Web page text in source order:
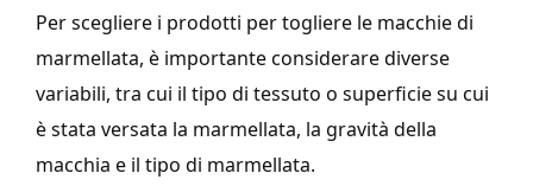
Per scegliere i prodotti per togliere le macchie di
marmellata, è importante considerare diverse
variabili, tra cui il tipo di tessuto o superficie su cui
è stata versata la marmellata, la gravità della
macchia e il tipo di marmellata.